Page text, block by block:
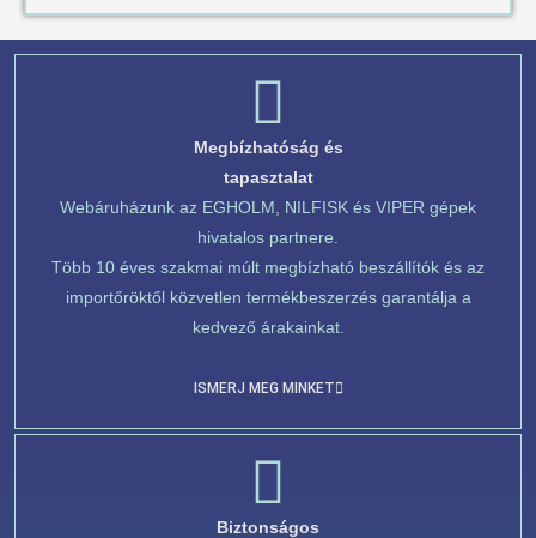
Megbízhatóság és
tapasztalat
Webáruházunk az EGHOLM, NILFISK és VIPER gépek
hivatalos partnere.
Több 10 éves szakmai múlt megbízható beszállítók és az
importőröktől közvetlen termékbeszerzés garantálja a
kedvező árakainkat.
ISMERJ MEG MINKET
Biztonságos